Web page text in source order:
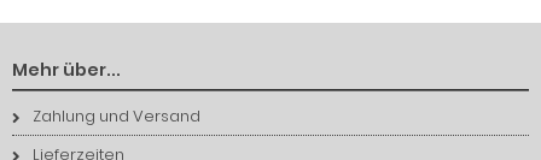
Mehr über...
Zahlung und Versand
Lieferzeiten